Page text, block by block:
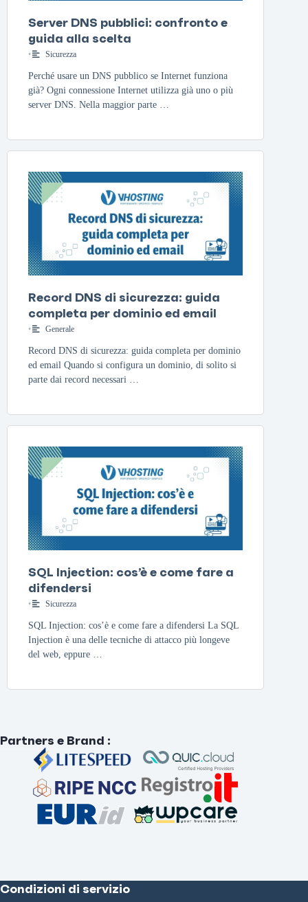
Server DNS pubblici: confronto e
guida alla scelta
• Sicurezza
Perché usare un DNS pubblico se Internet funziona
già? Ogni connessione Internet utilizza già uno o più
server DNS. Nella maggior parte …
Record DNS di sicurezza: guida
completa per dominio ed email
• Generale
Record DNS di sicurezza: guida completa per dominio
ed email Quando si configura un dominio, di solito si
parte dai record necessari …
SQL Injection: cos’è e come fare a
difendersi
• Sicurezza
SQL Injection: cos’è e come fare a difendersi La SQL
Injection è una delle tecniche di attacco più longeve
del web, eppure …
Partners e Brand :
Condizioni di servizio